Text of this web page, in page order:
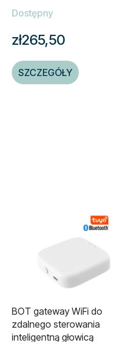
Dostępny
zł265,50
SZCZEGÓŁY
BOT gateway WiFi do
zdalnego sterowania
inteligentną głowicą